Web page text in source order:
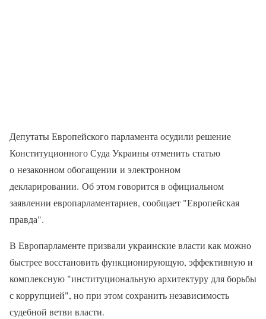
Депутаты Европейского парламента осудили решение
Конституционного Суда Украины отменить статью
о незаконном обогащении и электронном
декларировании. Об этом говорится в официальном
заявлении европарламентариев, сообщает "Европейская
правда".
В Европарламенте призвали украинские власти как можно
быстрее восстановить функционирующую, эффективную и
комплексную "институциональную архитектуру для борьбы
с коррупцией", но при этом сохранить независимость
судебной ветви власти.